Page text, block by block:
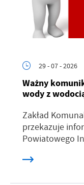
29 - 07 - 2026
Ważny
wody z
Zakład
przekazuje
Powiatowego